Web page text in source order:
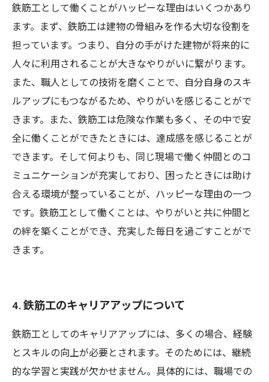
鉄筋工として働くことがハッピーな理由はいくつかあり
ます。まず、鉄筋工は建物の骨組みを作る大切な役割を
担っています。つまり、自分の手がけた建物が将来的に
人々に利用されることが大きなやりがいに繋がります。
また、職人としての技術を磨くことで、自分自身のスキ
ルアップにもつながるため、やりがいを感じることがで
きます。また、鉄筋工は危険な作業も多く、その中で安
全に働くことができたときには、達成感を感じることが
できます。そして何よりも、同じ現場で働く仲間とのコ
ミュニケーションが充実しており、困ったときには助け
合える環境が整っていることが、ハッピーな理由の一つ
です。鉄筋工として働くことは、やりがいと共に仲間と
の絆を築くことができ、充実した毎日を過ごすことがで
きます。
4. 鉄筋工のキャリアアップについて
鉄筋工としてのキャリアアップには、多くの場合、経験
とスキルの向上が必要とされます。そのためには、継続
的な学習と実践が欠かせません。具体的には、職場での